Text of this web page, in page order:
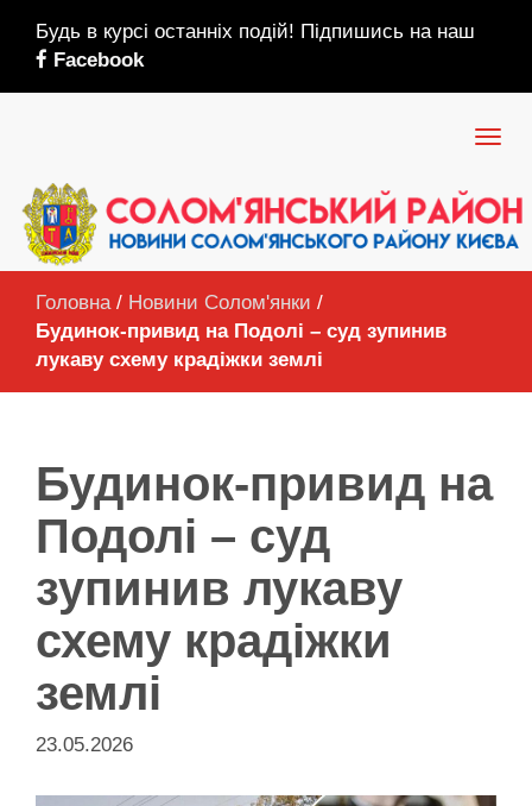
Будь в курсі останніх подій! Підпишись на наш
Facebook
Головна / Новини Солом'янки /
Будинок-привид на Подолі – суд зупинив
лукаву схему крадіжки землі
Будинок-привид на
Подолі – суд
зупинив лукаву
схему крадіжки
землі
23.05.2026